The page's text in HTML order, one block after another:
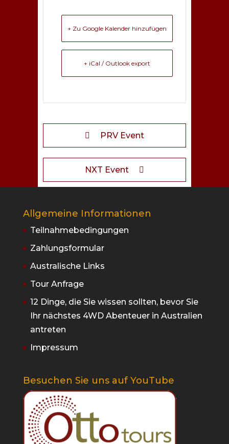
+ Zu Google Kalender hinzufügen
+ iCal / Outlook export
PRV Event
NXT Event
Allgemeine Informationen
Teilnahmebedingungen
Zahlungsformular
Australische Links
Tour Anfrage
12 Dinge, die Sie wissen sollten, bevor Sie
Ihr nächstes 4WD Abenteuer in Australien
antreten
Impressum
Besuchen Sie uns auf YouTube